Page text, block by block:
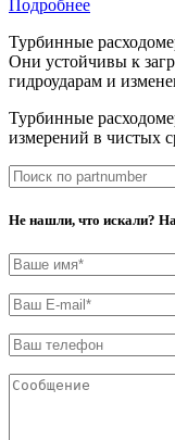
Подробнее
Турбинные
Они устойчивы к
гидроударам и
Турбинные
измерений в чистых
Не нашли, что искали?